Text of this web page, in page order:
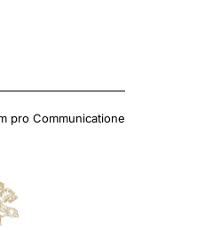
pro Communicatione